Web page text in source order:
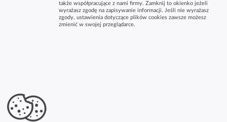
także współpracujące z nami firmy. Zamknij to okienko jeżeli
wyrażasz zgodę na zapisywanie informacji. Jeśli nie wyrażasz
zgody, ustawienia dotyczące plików cookies zawsze możesz
zmienić w swojej przeglądarce.